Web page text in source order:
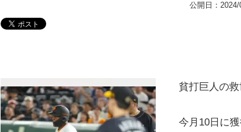
公開日： 2024/
貧打巨人の救
今月10日に獲